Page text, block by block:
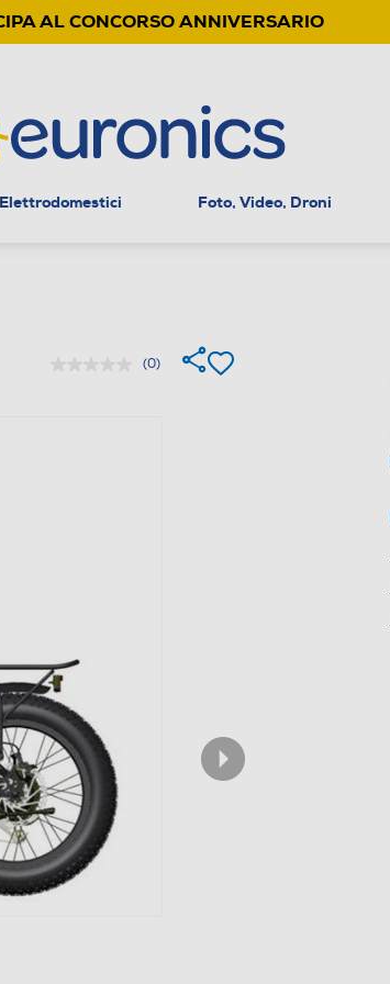
AL CONCORSO ANNIVERSARIO
Elettrodomestici Foto, Video, Droni
(0)